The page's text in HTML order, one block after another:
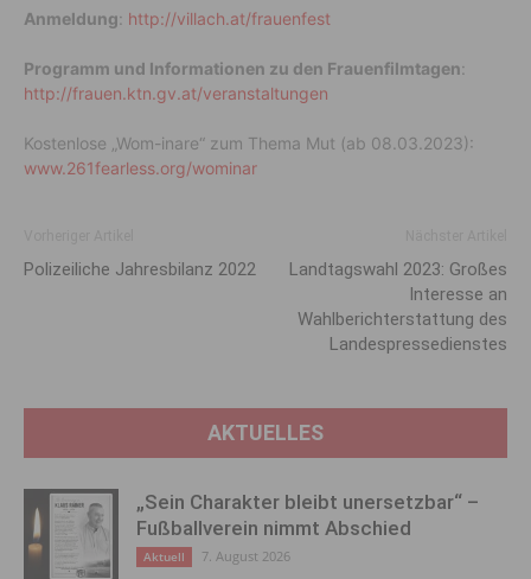
Anmeldung: http://villach.at/frauenfest
Programm und Informationen zu den Frauenfilmtagen:
http://frauen.ktn.gv.at/veranstaltungen
Kostenlose „Wom-inare“ zum Thema Mut (ab 08.03.2023):
www.261fearless.org/wominar
Polizeiliche Jahresbilanz 2022
Landtagswahl 2023: Großes
Interesse an
Wahlberichterstattung des
Landespressedienstes
AKTUELLES
„Sein Charakter bleibt unersetzbar“ –
Fußballverein nimmt Abschied
Aktuell 7. August 2026